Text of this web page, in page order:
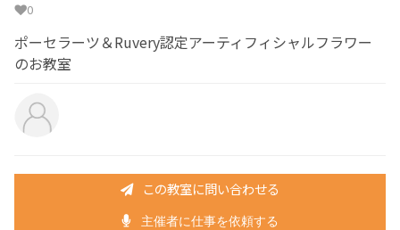
0
ポーセラーツ＆Ruvery認定アーティフィシャルフラワー
のお教室
この教室に問い合わせる
主催者に仕事を依頼する